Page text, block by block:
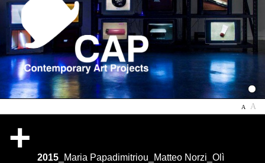
A A
+ 2015 Maria Papadimitriou Matteo Norzi Olì